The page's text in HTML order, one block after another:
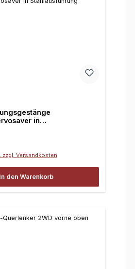
in
zzgl. Versandkosten
In den Warenkorb